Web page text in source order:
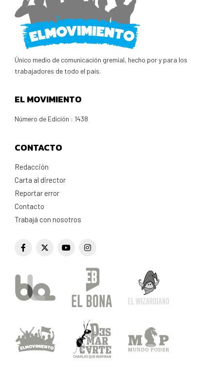
Único medio de comunicación gremial, hecho por y para los
trabajadores de todo el país.
EL MOVIMIENTO
Número de Edición : 1438
CONTACTO
Redacción
Carta al director
Reportar error
Contacto
Trabajá con nosotros